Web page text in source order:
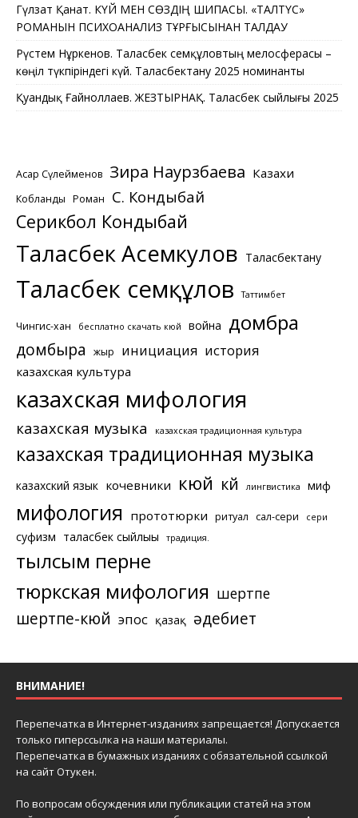
Гүлзат Қанат. КҮЙ МЕН СӨЗДІҢ ШИПАСЫ. «ТАЛТҮС»
РОМАНЫН ПСИХОАНАЛИЗ ТҰРҒЫСЫНАН ТАЛДАУ
Рүстем Нұркенов. Таласбек Әсемқұловтың мелосферасы –
көңіл түкпіріндегі күй. Таласбектану 2025 номинанты
Қуандық Ғайноллаев. ЖЕЗТЫРНАҚ. Таласбек сыйлығы 2025
Асқар Сүлейменов Зира Наурзбаева Казахи
Кобланды Роман С. Кондыбай
Серикбол Кондыбай
Таласбек Асемкулов Таласбектану
Таласбек Әсемқұлов Таттимбет
Чингис-хан бесплатно скачать кюй война домбра
домбыра жыр инициация история
казахская культура
казахская мифология
казахская музыка казахская традиционная культура
казахская традиционная музыка
казахский язык кочевники кюй күй лингвистика миф
мифология прототюрки ритуал сал-сери сери
суфизм таласбек сыйлығы традиция.
тылсым перне
тюркская мифология шертпе
шертпе-кюй эпос қазақ әдебиет
ВНИМАНИЕ!
Перепечатка в Интернет-изданиях запрещается! Допускается
только гиперссылка на наши материалы.
Перепечатка в бумажных изданиях с обязательной ссылкой
на сайт Отукен.
По вопросам обсуждения или публикации статей на этом